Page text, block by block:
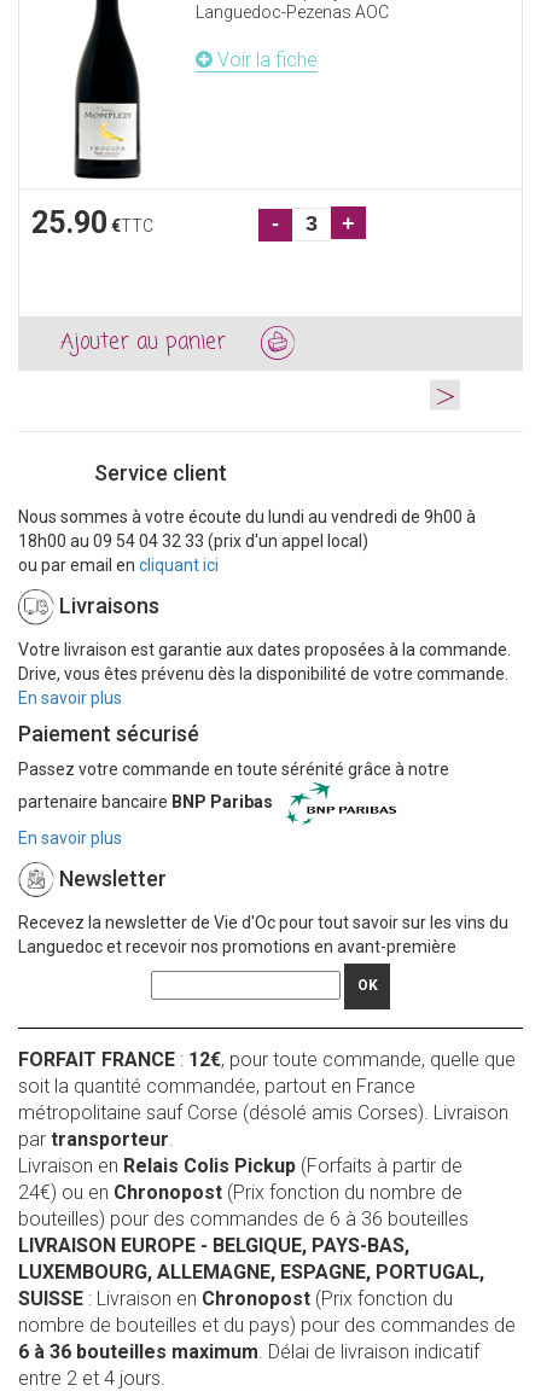
Languedoc-Pezenas AOC
Voir la fiche
25.90 €TTC - +
Ajouter au panier
>
Service client
Nous sommes à votre écoute du lundi au vendredi de 9h00 à
18h00 au 09 54 04 32 33 (prix d'un appel local)
ou par email en cliquant ici
Livraisons
Votre livraison est garantie aux dates proposées à la commande.
Drive, vous êtes prévenu dès la disponibilité de votre commande.
En savoir plus
Paiement sécurisé
Passez votre commande en toute sérénité grâce à notre
partenaire bancaire BNP Paribas
En savoir plus
Newsletter
Recevez la newsletter de Vie d'Oc pour tout savoir sur les vins du
Languedoc et recevoir nos promotions en avant-première
OK
FORFAIT FRANCE : 12€, pour toute commande, quelle que
soit la quantité commandée, partout en France
métropolitaine sauf Corse (désolé amis Corses). Livraison
par transporteur.
Livraison en Relais Colis Pickup (Forfaits à partir de
24€) ou en Chronopost (Prix fonction du nombre de
bouteilles) pour des commandes de 6 à 36 bouteilles
LIVRAISON EUROPE - BELGIQUE, PAYS-BAS,
LUXEMBOURG, ALLEMAGNE, ESPAGNE, PORTUGAL,
SUISSE : Livraison en Chronopost (Prix fonction du
nombre de bouteilles et du pays) pour des commandes de
6 à 36 bouteilles maximum. Délai de livraison indicatif
entre 2 et 4 jours.